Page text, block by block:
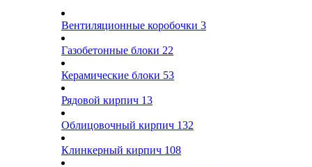
Вентиляционные коробочки 3
Газобетонные блоки 22
Керамические блоки 53
Рядовой кирпич 13
Облицовочный кирпич 132
Клинкерный кирпич 108